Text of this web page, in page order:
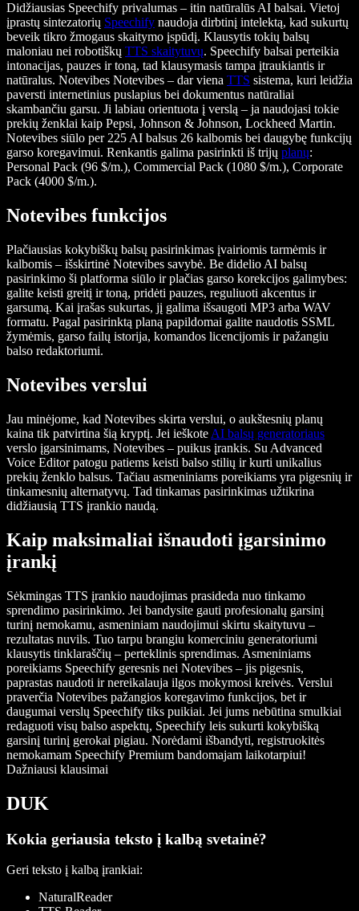
Didžiausias Speechify privalumas – itin natūralūs AI balsai. Vietoj
įprastų sintezatorių Speechify naudoja dirbtinį intelektą, kad sukurtų
beveik tikro žmogaus skaitymo įspūdį. Klausytis tokių balsų
maloniau nei robotiškų TTS skaitytuvų. Speechify balsai perteikia
intonacijas, pauzes ir toną, tad klausymasis tampa įtraukiantis ir
natūralus. Notevibes Notevibes – dar viena TTS sistema, kuri leidžia
paversti internetinius puslapius bei dokumentus natūraliai
skambančiu garsu. Ji labiau orientuota į verslą – ja naudojasi tokie
prekių ženklai kaip Pepsi, Johnson & Johnson, Lockheed Martin.
Notevibes siūlo per 225 AI balsus 26 kalbomis bei daugybę funkcijų
garso koregavimui. Renkantis galima pasirinkti iš trijų planų:
Personal Pack (96 $/m.), Commercial Pack (1080 $/m.), Corporate
Pack (4000 $/m.).
Notevibes funkcijos
Plačiausias kokybiškų balsų pasirinkimas įvairiomis tarmėmis ir
kalbomis – išskirtinė Notevibes savybė. Be didelio AI balsų
pasirinkimo ši platforma siūlo ir plačias garso korekcijos galimybes:
galite keisti greitį ir toną, pridėti pauzes, reguliuoti akcentus ir
garsumą. Kai įrašas sukurtas, jį galima išsaugoti MP3 arba WAV
formatu. Pagal pasirinktą planą papildomai galite naudotis SSML
žymėmis, garso failų istorija, komandos licencijomis ir pažangiu
balso redaktoriumi.
Notevibes verslui
Jau minėjome, kad Notevibes skirta verslui, o aukštesnių planų
kaina tik patvirtina šią kryptį. Jei ieškote AI balsų generatoriaus
verslo įgarsinimams, Notevibes – puikus įrankis. Su Advanced
Voice Editor patogu patiems keisti balso stilių ir kurti unikalius
prekių ženklo balsus. Tačiau asmeniniams poreikiams yra pigesnių ir
tinkamesnių alternatyvų. Tad tinkamas pasirinkimas užtikrina
didžiausią TTS įrankio naudą.
Kaip maksimaliai išnaudoti įgarsinimo
įrankį
Sėkmingas TTS įrankio naudojimas prasideda nuo tinkamo
sprendimo pasirinkimo. Jei bandysite gauti profesionalų garsinį
turinį nemokamu, asmeniniam naudojimui skirtu skaitytuvu –
rezultatas nuvils. Tuo tarpu brangiu komerciniu generatoriumi
klausytis tinklaraščių – perteklinis sprendimas. Asmeniniams
poreikiams Speechify geresnis nei Notevibes – jis pigesnis,
paprastas naudoti ir nereikalauja ilgos mokymosi kreivės. Verslui
praverčia Notevibes pažangios koregavimo funkcijos, bet ir
daugumai verslų Speechify tiks puikiai. Jei jums nebūtina smulkiai
redaguoti visų balso aspektų, Speechify leis sukurti kokybišką
garsinį turinį gerokai pigiau. Norėdami išbandyti, registruokitės
nemokamam Speechify Premium bandomajam laikotarpiui!
Dažniausi klausimai
DUK
Kokia geriausia teksto į kalbą svetainė?
Geri teksto į kalbą įrankiai:
NaturalReader